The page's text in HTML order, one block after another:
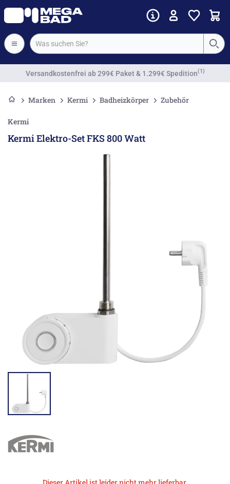
Vorkassenrabatt
Marken Kermi Badheizkörper Zubehör
Kermi
Kermi Elektro-Set FKS 800 Watt